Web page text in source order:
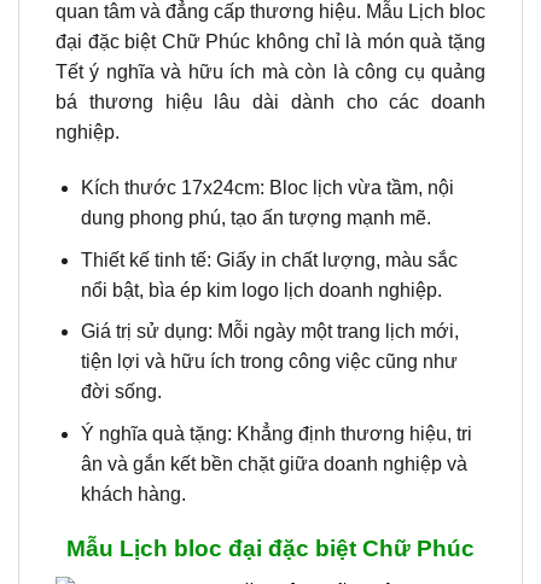
quan tâm và đẳng cấp thương hiệu. Mẫu Lịch bloc
đại đặc biệt Chữ Phúc không chỉ là món quà tặng
Tết ý nghĩa và hữu ích mà còn là công cụ quảng
bá thương hiệu lâu dài dành cho các doanh
nghiệp.
Kích thước 17x24cm: Bloc lịch vừa tầm, nội
dung phong phú, tạo ấn tượng mạnh mẽ.
Thiết kế tinh tế: Giấy in chất lượng, màu sắc
nổi bật, bìa ép kim logo lịch doanh nghiệp.
Giá trị sử dụng: Mỗi ngày một trang lịch mới,
tiện lợi và hữu ích trong công việc cũng như
đời sống.
Ý nghĩa quà tặng: Khẳng định thương hiệu, tri
ân và gắn kết bền chặt giữa doanh nghiệp và
khách hàng.
Mẫu Lịch bloc đại đặc biệt Chữ Phúc